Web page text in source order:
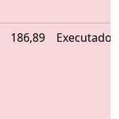
186,89 Executado